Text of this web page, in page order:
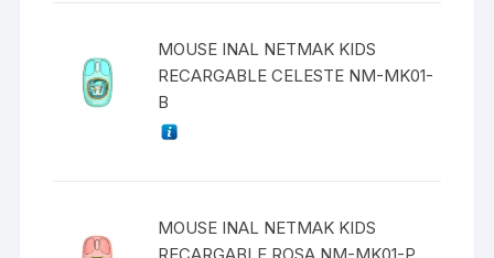
MOUSE INAL NETMAK KIDS
RECARGABLE CELESTE NM-MK01-
B
MOUSE INAL NETMAK KIDS